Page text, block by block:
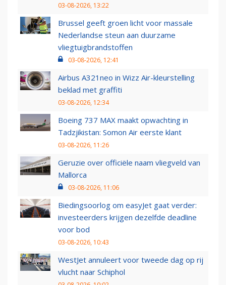
03-08-2026, 13:22
Brussel geeft groen licht voor massale
Nederlandse steun aan duurzame
vliegtuigbrandstoffen
03-08-2026, 12:41
Airbus A321neo in Wizz Air-kleurstelling
beklad met graffiti
03-08-2026, 12:34
Boeing 737 MAX maakt opwachting in
Tadzjikistan: Somon Air eerste klant
03-08-2026, 11:26
Geruzie over officiële naam vliegveld van
Mallorca
03-08-2026, 11:06
Biedingsoorlog om easyJet gaat verder:
investeerders krijgen dezelfde deadline
voor bod
03-08-2026, 10:43
WestJet annuleert voor tweede dag op rij
vlucht naar Schiphol